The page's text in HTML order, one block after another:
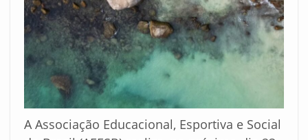
A Associação Educacional, Esportiva e Social